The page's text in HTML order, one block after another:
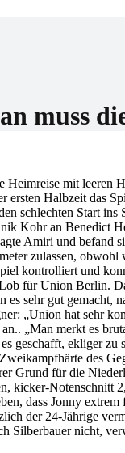
muss
mit leeren
Halbzeit das
schlechten Start ins
Kohr an Benedict
Amiri und
zulassen,
kontrolliert und
für Union Berlin.
sehr gut gemacht,
„Union hat sehr
„Man merkt es
geschafft, ekliger zu
des
Grund für die
kicker-Notenschnitt
dass Jonny
der 24-Jährige
Silberbauer nicht,